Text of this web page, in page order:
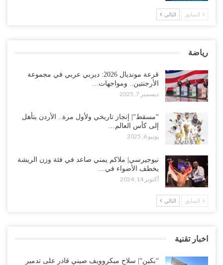
السابق التالي
رياضة
قرعة مونديال 2026: ديربي عربي في مجموعة
الأرجنتين.. ومواجهات…
ديسمبر 7, 2025
“مسقط“| إنجاز تاريخي ولأول مرة.. الأردن يتأهل
إلى كأس العالم…
يونيو 6, 2025
نيوجيرسي| ملاكم يمني صاعد في فئة وزن الريشة
يخطف الأضواء في…
أكتوبر 14, 2024
السابق التالي
اخبار تقنية
“بكين“| سلاح ميكروويف صيني قادر على تدمير